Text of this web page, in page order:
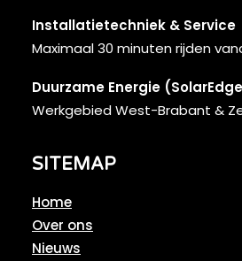
Installatietechniek & Service
Maximaal 30 minuten rijden
Duurzame Energie
Werkgebied West-Brabant &
SITEMAP
Home
Over ons
Nieuws